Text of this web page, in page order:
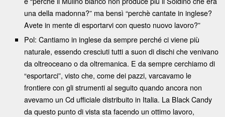
una della madonna?” ma bensì “perchè cantate in inglese?
Avete in mente di esportarvi con questo nuovo lavoro?”
Pol: Cantiamo in inglese da sempre perché ci viene più
naturale, essendo cresciuti tutti a suon di dischi che venivano
da oltreoceano o da oltremanica. E da sempre cerchiamo di
“esportarci”, visto che, come dei pazzi, varcavamo le
frontiere con gli strumenti al seguito quando ancora non
avevamo un Cd ufficiale distribuito in Italia. La Black Candy
da questo punto di vista sta facendo un ottimo lavoro,